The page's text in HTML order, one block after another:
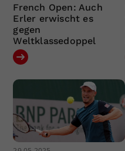
French Open: Auch
Erler erwischt es
gegen
Weltklassedoppel